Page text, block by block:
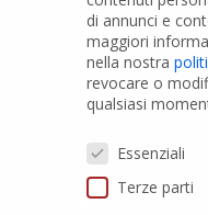
Raccordi PVC
Tubi e Raccordi in
Pozzi Artesiani
di annunci e
maggiori
nella nostra
revocare o
qualsiasi
Preferenze Privacy
Essenziali
Terze parti